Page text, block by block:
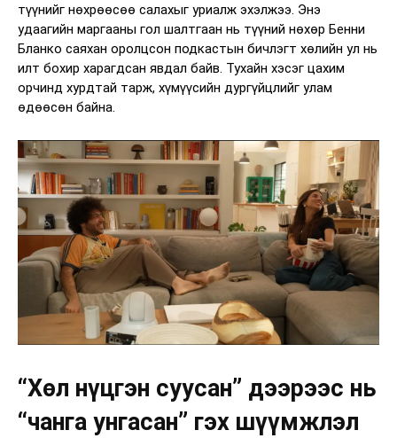
түүнийг нөхрөөсөө салахыг уриалж эхэлжээ. Энэ
удаагийн маргааны гол шалтгаан нь түүний нөхөр Бенни
Бланко саяхан оролцсон подкастын бичлэгт хөлийн ул нь
илт бохир харагдсан явдал байв. Тухайн хэсэг цахим
орчинд хурдтай тарж, хүмүүсийн дургүйцлийг улам
өдөөсөн байна.
“Хөл нүцгэн суусан” дээрээс нь
“чанга унгасан” гэх шүүмжлэл